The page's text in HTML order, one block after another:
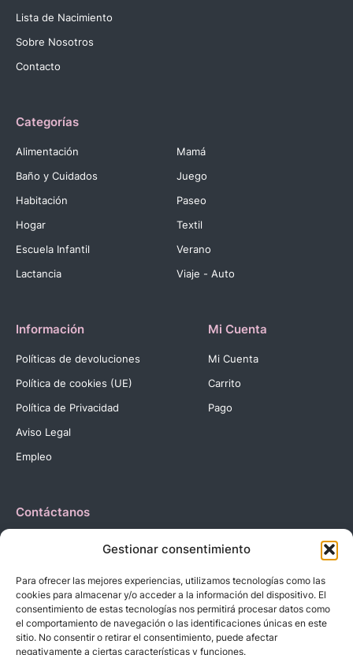
Gestionar consentimiento
Para ofrecer las mejores experiencias, utilizamos tecnologías como las
cookies para almacenar y/o acceder a la información del dispositivo. El
consentimiento de estas tecnologías nos permitirá procesar datos como
el comportamiento de navegación o las identificaciones únicas en este
sitio. No consentir o retirar el consentimiento, puede afectar
negativamente a ciertas características y funciones.
Lista de Nacimiento
Sobre Nosotros
Contacto
Categorías
Alimentación
Baño y Cuidados
Habitación
Hogar
Escuela Infantil
Lactancia
Mamá
Juego
Paseo
Textil
Verano
Viaje - Auto
Información
Políticas de devoluciones
Política de cookies (UE)
Política de Privacidad
Aviso Legal
Empleo
Mi Cuenta
Mi Cuenta
Carrito
Pago
Contáctanos
C. Reyes Católicos, 27 03420 Castalla Alicante
Correo: info@dbebes.net
Síguenos en las redes sociales